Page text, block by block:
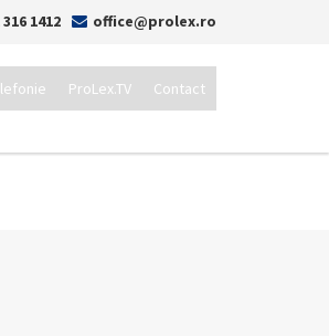
1412 office@prolex.ro
ProLex.TV Contact